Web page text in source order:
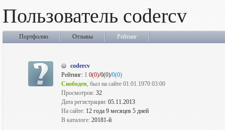
Пользователь codercv
Портфолио Отзывы Рейтинг
codercv
Рейтинг: 1 0(0)/0(0)/0(0)
Свободен, был на сайте 01.01.1970 03:00
Просмотров: 32
Дата регистрации: 05.11.2013
На сайте: 12 года 9 месяцев 5 дней
В каталоге: 20181-й